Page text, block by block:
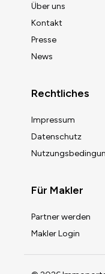
Über uns
Kontakt
Presse
News
Rechtliches
Impressum
Datenschutz
Für Makler
Partner werden
Makler Login